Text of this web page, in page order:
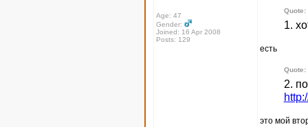
Age: 47
Gender:
Joined: 16 Apr 2008
Posts: 129
Quote:
1.
есть
Quote:
2.
это мой